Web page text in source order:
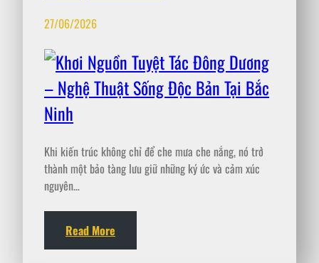
27/06/2026
Khi kiến trúc không chỉ để che mưa che nắng, nó trở
thành một bảo tàng lưu giữ những ký ức và cảm xúc
nguyên…
Read More